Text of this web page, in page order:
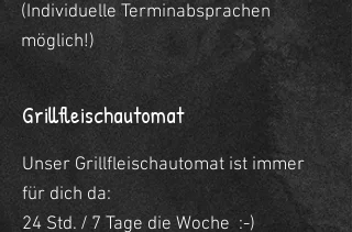
(Individuelle Terminabsprachen
möglich!)
Grillfleischautomat
Unser Grillfleischautomat ist immer
für dich da:
24 Std. / 7 Tage die Woche :-)